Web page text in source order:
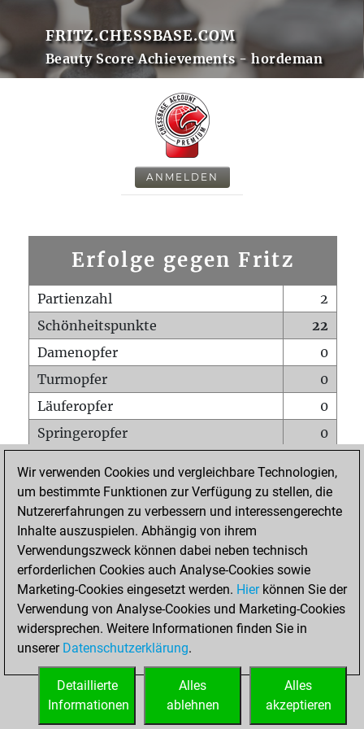
FRITZ.CHESSBASE.COM
Beauty Score Achievements - hordeman
ANMELDEN
Erfolge gegen Fritz
Partienzahl
2
Schönheitspunkte
22
Damenopfer
0
Turmopfer
0
Läuferopfer
0
Springeropfer
0
Matt auf vollem Brett
0
Bauer setzt Matt
0
Erstickte Matts
Unterverwandlungen
Türme auf der siebten
0
STARTSEITE
Wir verwenden Cookies und vergleichbare Technologien,
um bestimmte Funktionen zur Verfügung zu stellen, die
Nutzererfahrungen zu verbessern und interessengerechte
Inhalte auszuspielen. Abhängig von ihrem
Verwendungszweck können dabei neben technisch
erforderlichen Cookies auch Analyse-Cookies sowie
Marketing-Cookies eingesetzt werden. Hierkönnen Sie der
Verwendung von Analyse-Cookies und Marketing-Cookies
widersprechen. Weitere Informationen finden Sie in
unserer Datenschutzerklärung.
Alles
akzeptieren
Alles
ablehnen
Detaillierte
Informationen